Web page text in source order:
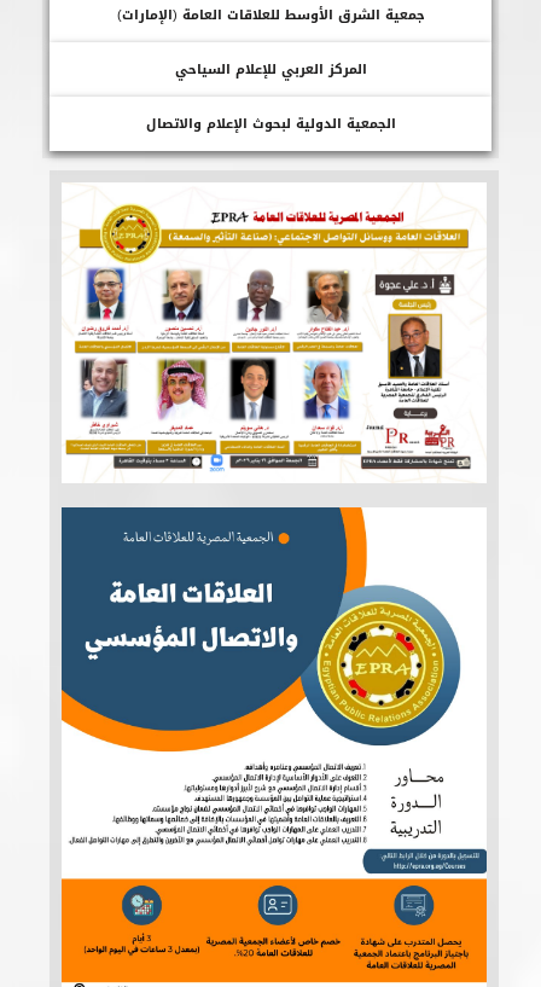
جمعية الشرق الأوسط للعلاقات العامة (الإمارات)
المركز العربي للإعلام السياحي
الجمعية الدولية لبحوث الإعلام والاتصال